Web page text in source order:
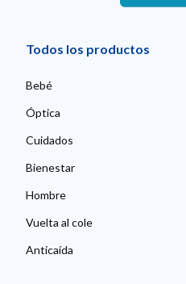
Todos los productos
Bebé
Óptica
Cuidados
Bienestar
Hombre
Vuelta al cole
Anticaída